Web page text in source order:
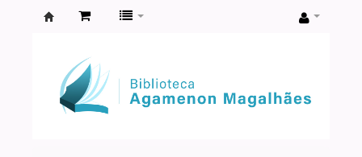
Agamenon
Magalhães